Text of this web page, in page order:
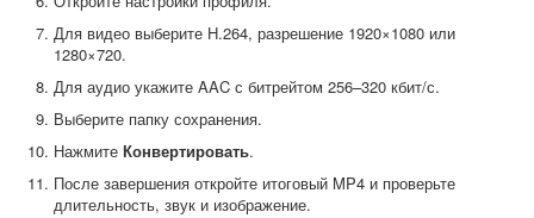
Для видео выберите H.264, разрешение 1920×1080 или
1280×720.
Для аудио укажите AAC с битрейтом 256–320 кбит/с.
Выберите папку сохранения.
Нажмите Конвертировать.
После завершения откройте итоговый MP4 и проверьте
длительность, звук и изображение.